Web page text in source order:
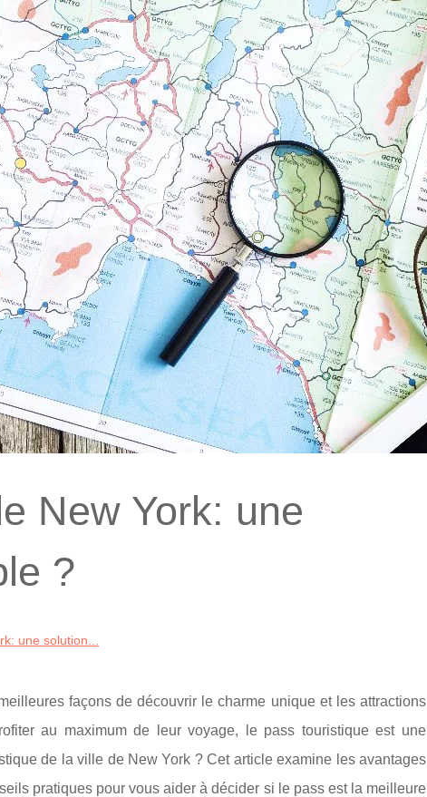
New York: une
?
une solution...
façons de découvrir le charme unique et les attractions
au maximum de leur voyage, le pass touristique est une
de la ville de New York ? Cet article examine les avantages
pratiques pour vous aider à décider si le pass est la meilleure